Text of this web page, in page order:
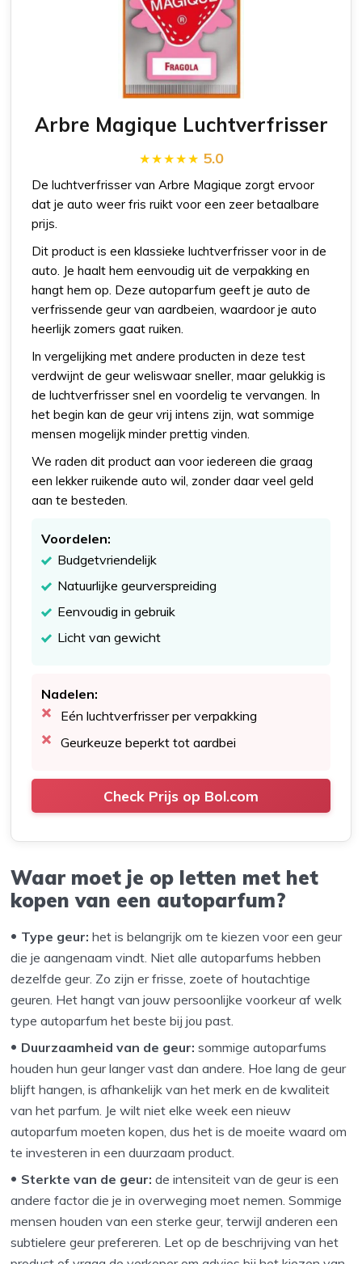
Arbre Magique Luchtverfrisser
5.0
De luchtverfrisser van Arbre Magique zorgt ervoor
dat je auto weer fris ruikt voor een zeer betaalbare
prijs.
Dit product is een klassieke luchtverfrisser voor in de
auto. Je haalt hem eenvoudig uit de verpakking en
hangt hem op. Deze autoparfum geeft je auto de
verfrissende geur van aardbeien, waardoor je auto
heerlijk zomers gaat ruiken.
In vergelijking met andere producten in deze test
verdwijnt de geur weliswaar sneller, maar gelukkig is
de luchtverfrisser snel en voordelig te vervangen. In
het begin kan de geur vrij intens zijn, wat sommige
mensen mogelijk minder prettig vinden.
We raden dit product aan voor iedereen die graag
een lekker ruikende auto wil, zonder daar veel geld
aan te besteden.
Voordelen:
Budgetvriendelijk
Natuurlijke geurverspreiding
Eenvoudig in gebruik
Licht van gewicht
Nadelen:
Eén luchtverfrisser per verpakking
Geurkeuze beperkt tot aardbei
Check Prijs op Bol.com
Waar moet je op letten met het
kopen van een autoparfum?
Type geur: het is belangrijk om te kiezen voor een geur
die je aangenaam vindt. Niet alle autoparfums hebben
dezelfde geur. Zo zijn er frisse, zoete of houtachtige
geuren. Het hangt van jouw persoonlijke voorkeur af welk
type autoparfum het beste bij jou past.
Duurzaamheid van de geur: sommige autoparfums
houden hun geur langer vast dan andere. Hoe lang de geur
blijft hangen, is afhankelijk van het merk en de kwaliteit
van het parfum. Je wilt niet elke week een nieuw
autoparfum moeten kopen, dus het is de moeite waard om
te investeren in een duurzaam product.
Sterkte van de geur: de intensiteit van de geur is een
andere factor die je in overweging moet nemen. Sommige
mensen houden van een sterke geur, terwijl anderen een
subtielere geur prefereren. Let op de beschrijving van het